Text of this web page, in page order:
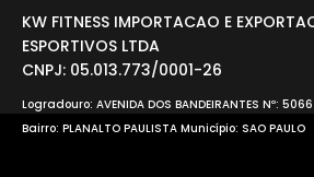
KW FITNESS IMPORTACAO E
ESPORTIVOS LTDA
CNPJ: 05.013.773/0001-26
Logradouro: AVENIDA DOS BANDEIRANTES Nº:
Bairro: PLANALTO PAULISTA Município: SAO PAULO